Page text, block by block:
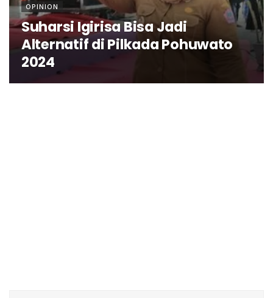
OPINION
Suharsi Igirisa Bisa Jadi
Alternatif di Pilkada Pohuwato
2024